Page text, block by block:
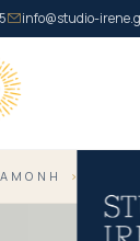
info@studio-
›